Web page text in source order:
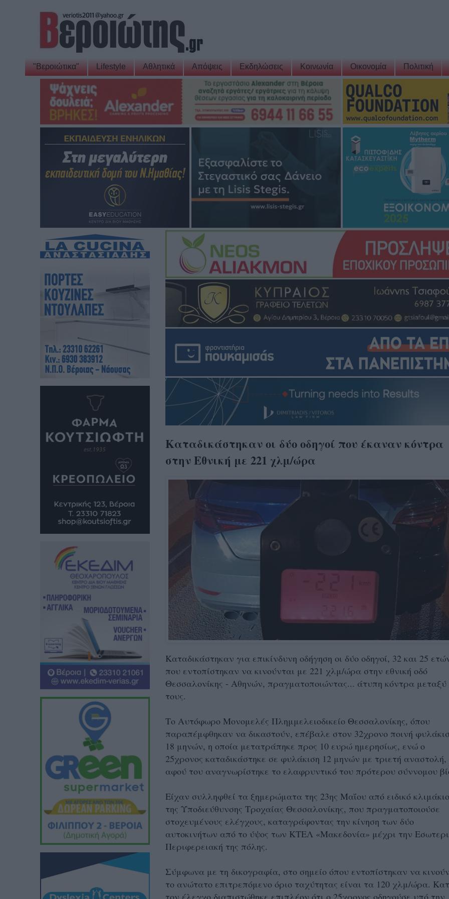
"Βεροιώτικα" Lifestyle Αθλητικά Απόψεις Εκδηλώσεις Κοινωνία Οικονομία Πολιτική
Καταδικάστηκαν οι δύο οδηγοί που έκαναν κόντρα
στην Εθνική με 221 χλμ/ώρα
Καταδικάστηκαν για επικίνδυνη οδήγηση οι δύο οδηγοί, 32 και 25
που εντοπίστηκαν να κινούνται με 221 χλμ/ώρα στην εθνική οδό
Θεσσαλονίκης - Αθηνών, πραγματοποιώντας... άτυπη κόντρα μεταξύ
τους.
Το Αυτόφωρο Μονομελές Πλημμελειοδικείο Θεσσαλονίκης, όπου
παραπέμφθηκαν να δικαστούν, επέβαλε στον 32χρονο ποινή
18 μηνών, η οποία μετατράπηκε προς 10 ευρώ ημερησίως, ενώ ο
25χρονος καταδικάστηκε σε φυλάκιση 12 μηνών με τριετή αναστολή,
αφού του αναγνωρίστηκε το ελαφρυντικό του πρότερου σύννομου
Είχαν συλληφθεί τα ξημερώματα της 23ης Μαΐου από ειδικό κλιμάκιο
της Υποδιεύθυνσης Τροχαίας Θεσσαλονίκης, που πραγματοποιούσε
στοχευμένους ελέγχους, καταγράφοντας την κίνηση των δύο
αυτοκινήτων από το ύψος των ΚΤΕΛ «Μακεδονία» μέχρι την
Περιφερειακή της πόλης.
Σύμφωνα με τη δικογραφία, στο σημείο όπου εντοπίστηκαν να
το ανώτατο επιτρεπόμενο όριο ταχύτητας είναι τα 120 χλμ/ώρα.